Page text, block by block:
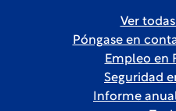
Ver
Póngase en
Empleo en
Seguridad
Informe